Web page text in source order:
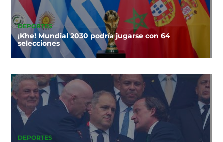
DEPORTES
¡Khe! Mundial 2030 podría jugarse con 64
selecciones
DEPORTES